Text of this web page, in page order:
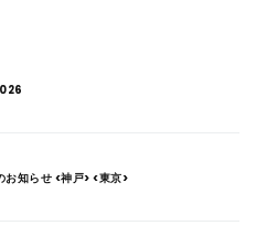
知らせ <神戸> <東京>